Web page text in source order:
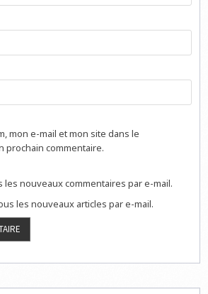
mon e-mail et mon site dans le
prochain commentaire.
nouveaux commentaires par e-mail.
les nouveaux articles par e-mail.